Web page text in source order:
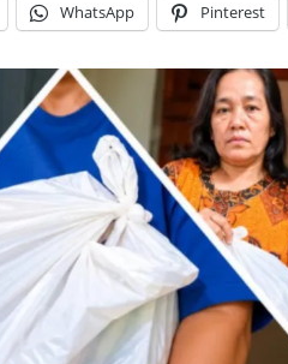
WhatsApp Pinterest